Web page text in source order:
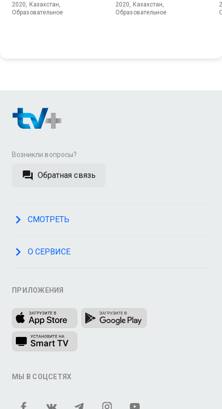
2020, Казахстан,
Образовательное
2020, Казахстан,
Образовательное
Возникли вопросы?
Обратная связь
СМОТРЕТЬ
О СЕРВИСЕ
ПРИЛОЖЕНИЯ
МЫ В СОЦСЕТЯХ